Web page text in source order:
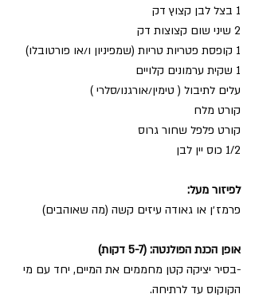
1 בצל לבן קצוץ דק
2 שיני שום קצוצות דק
1 קופסת פטריות טריות (שמפיניון ו/או פורטובלו)
1 שקית ערמונים קלויים
עלים לתיבול ( טימין/אורגנו/סלרי )
קורט מלח
קורט פלפל שחור גרוס
1/2 כוס יין לבן
לפיזור מעל:
פרמז׳ן או גאודה עיזים קשה (מה שאוהבים)
אופן הכנת הפולנטה: (5-7 דקות)
-בסיר יציקה קטן מחממים את המיים, יחד עם מי
הקוקוס עד לרתיחה.